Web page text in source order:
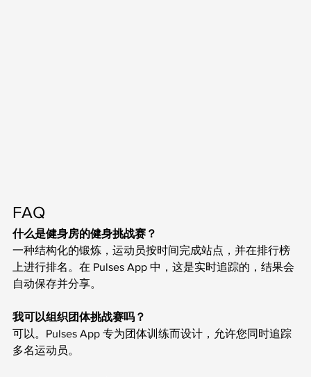
FAQ
什么是健身房的健身挑战赛？
一种结构化的锻炼，运动员按时间完成站点，并在排行榜
上进行排名。在 Pulses App 中，这是实时追踪的，结果会
自动保存并分享。
我可以组织团体挑战赛吗？
可以。Pulses App 专为团体训练而设计，允许您同时追踪
多名运动员。